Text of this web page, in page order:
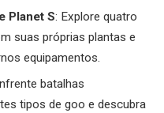
Planet S: Explore quatro
suas próprias plantas e
equipamentos.
batalhas
tipos de goo e descubra